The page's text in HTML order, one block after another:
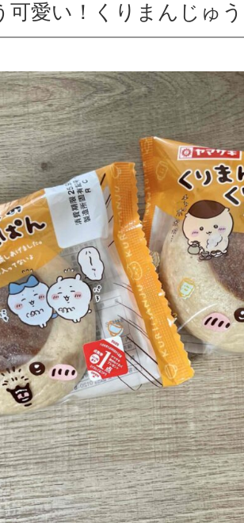
愛い！くりまんじゅう